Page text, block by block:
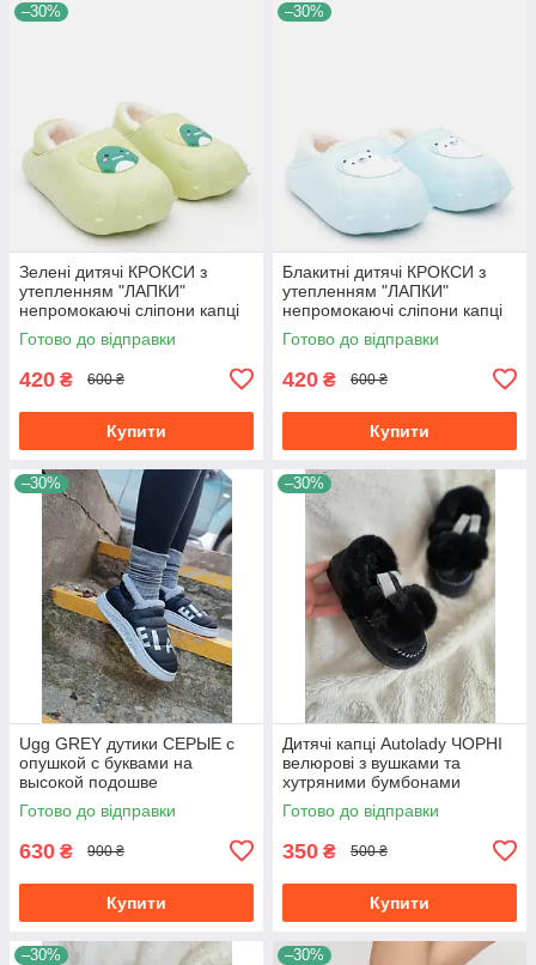
–30%
Зелені дитячі КРОКСИ з
утепленням "ЛАПКИ"
непромокаючі сліпони капці
для вулиці осінь зима
Готово до відправки
420 ₴ 600 ₴
Купити
–30%
Блакитні дитячі КРОКСИ з
утепленням "ЛАПКИ"
непромокаючі сліпони капці
для вулиці осінь зима
Готово до відправки
420 ₴ 600 ₴
Купити
–30%
Ugg GREY дутики СЕРЫЕ с
опушкой с буквами на
высокой подошве
непромокаемые зимние
Готово до відправки
630 ₴ 900 ₴
Купити
–30%
Дитячі капці Autolady ЧОРНІ
велюрові з вушками та
хутряними бумбонами
дівчаткам
Готово до відправки
350 ₴ 500 ₴
Купити
–30% –30%